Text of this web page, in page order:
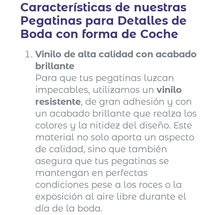
Características de nuestras
Pegatinas para Detalles de
Boda con forma de Coche
Vinilo de alta calidad con acabado
brillante
Para que tus pegatinas luzcan
impecables, utilizamos unvinilo
resistente, de gran adhesión y con
un acabado brillante que realza los
colores y la nitidez del diseño. Este
material no solo aporta un aspecto
de calidad, sino que también
asegura que tus pegatinas se
mantengan en perfectas
condiciones pese a los roces o la
exposición al aire libre durante el
día de la boda.